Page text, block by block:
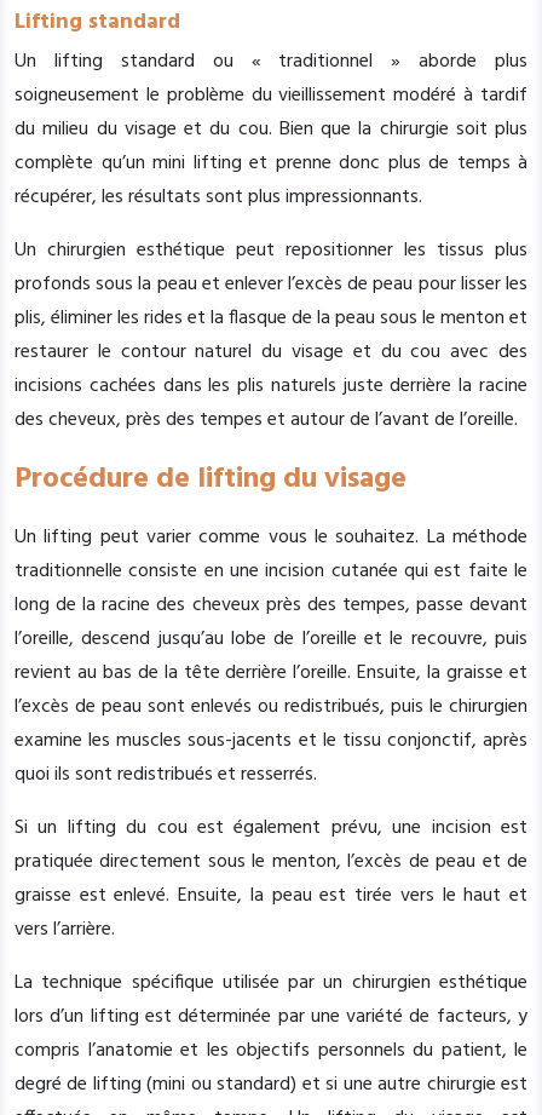
Lifting standard
Un lifting standard ou « traditionnel » aborde plus
soigneusement le problème du vieillissement modéré à tardif
du milieu du visage et du cou. Bien que la chirurgie soit plus
complète qu’un mini lifting et prenne donc plus de temps à
récupérer, les résultats sont plus impressionnants.
Un chirurgien esthétique peut repositionner les tissus plus
profonds sous la peau et enlever l’excès de peau pour lisser les
plis, éliminer les rides et la flasque de la peau sous le menton et
restaurer le contour naturel du visage et du cou avec des
incisions cachées dans les plis naturels juste derrière la racine
des cheveux, près des tempes et autour de l’avant de l’oreille.
Procédure de lifting du visage
Un lifting peut varier comme vous le souhaitez. La méthode
traditionnelle consiste en une incision cutanée qui est faite le
long de la racine des cheveux près des tempes, passe devant
l’oreille, descend jusqu’au lobe de l’oreille et le recouvre, puis
revient au bas de la tête derrière l’oreille. Ensuite, la graisse et
l’excès de peau sont enlevés ou redistribués, puis le chirurgien
examine les muscles sous-jacents et le tissu conjonctif, après
quoi ils sont redistribués et resserrés.
Si un lifting du cou est également prévu, une incision est
pratiquée directement sous le menton, l’excès de peau et de
graisse est enlevé. Ensuite, la peau est tirée vers le haut et
vers l’arrière.
La technique spécifique utilisée par un chirurgien esthétique
lors d’un lifting est déterminée par une variété de facteurs, y
compris l’anatomie et les objectifs personnels du patient, le
degré de lifting (mini ou standard) et si une autre chirurgie est